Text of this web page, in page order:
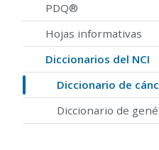
PDQ®
Hojas informativas
Diccionarios del NCI
Diccionario de
Diccionario de